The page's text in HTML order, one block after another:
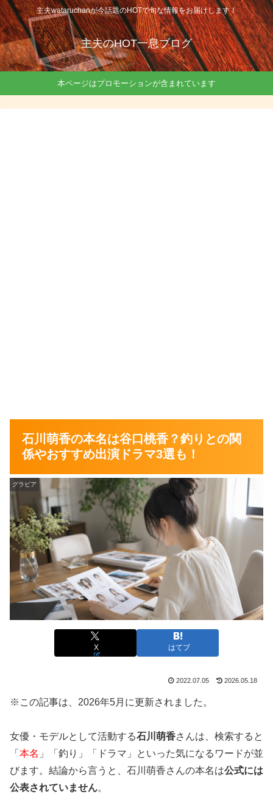
主夫wataruchanが今話題のHOTで旬な情報をお届けします！
主夫のHOT一息ブログ
本ページはプロモーションが含まれています
石川萌香の本名は谷口桃香？釣りとの関
係やおすすめ出演ドラマ3選も！
グラビア
X はてブ
2022.07.05 2026.05.18
※この記事は、2026年5月に更新されました。
女優・モデルとして活動する石川萌香さんは、検索すると
「 本名 」「釣り」「ドラマ」といった気になるワードが並
びます。結論から言うと、石川萌香さんの本名は公式には
公表されていません。